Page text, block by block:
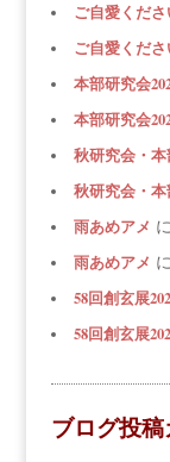
ご自愛くださ
ご自愛くださ
本部研究会
本部研究会
秋研究会・本
秋研究会・本
雨あめアメ に
雨あめアメ に
58回創玄展
58回創玄展
ブログ投